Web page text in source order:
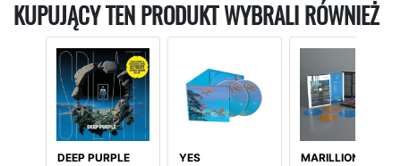
KUPUJĄCY TEN PRODUKT WYBRALI RÓWNIEŻ
DEEP PURPLE
YES
MARILLION